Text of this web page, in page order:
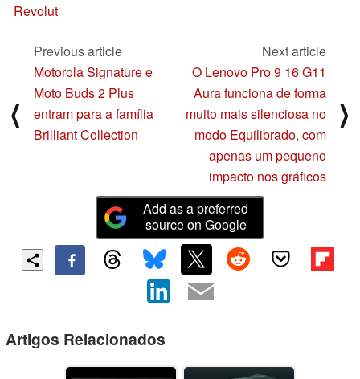
Revolut
⟨
Previous article
Motorola Signature e
Moto Buds 2 Plus
entram para a família
Brilliant Collection
Next article
O Lenovo Pro 9 16 G11
Aura funciona de forma
muito mais silenciosa no
modo Equilibrado, com
apenas um pequeno
impacto nos gráficos
⟩
Add as a preferred
source on Google
Artigos Relacionados